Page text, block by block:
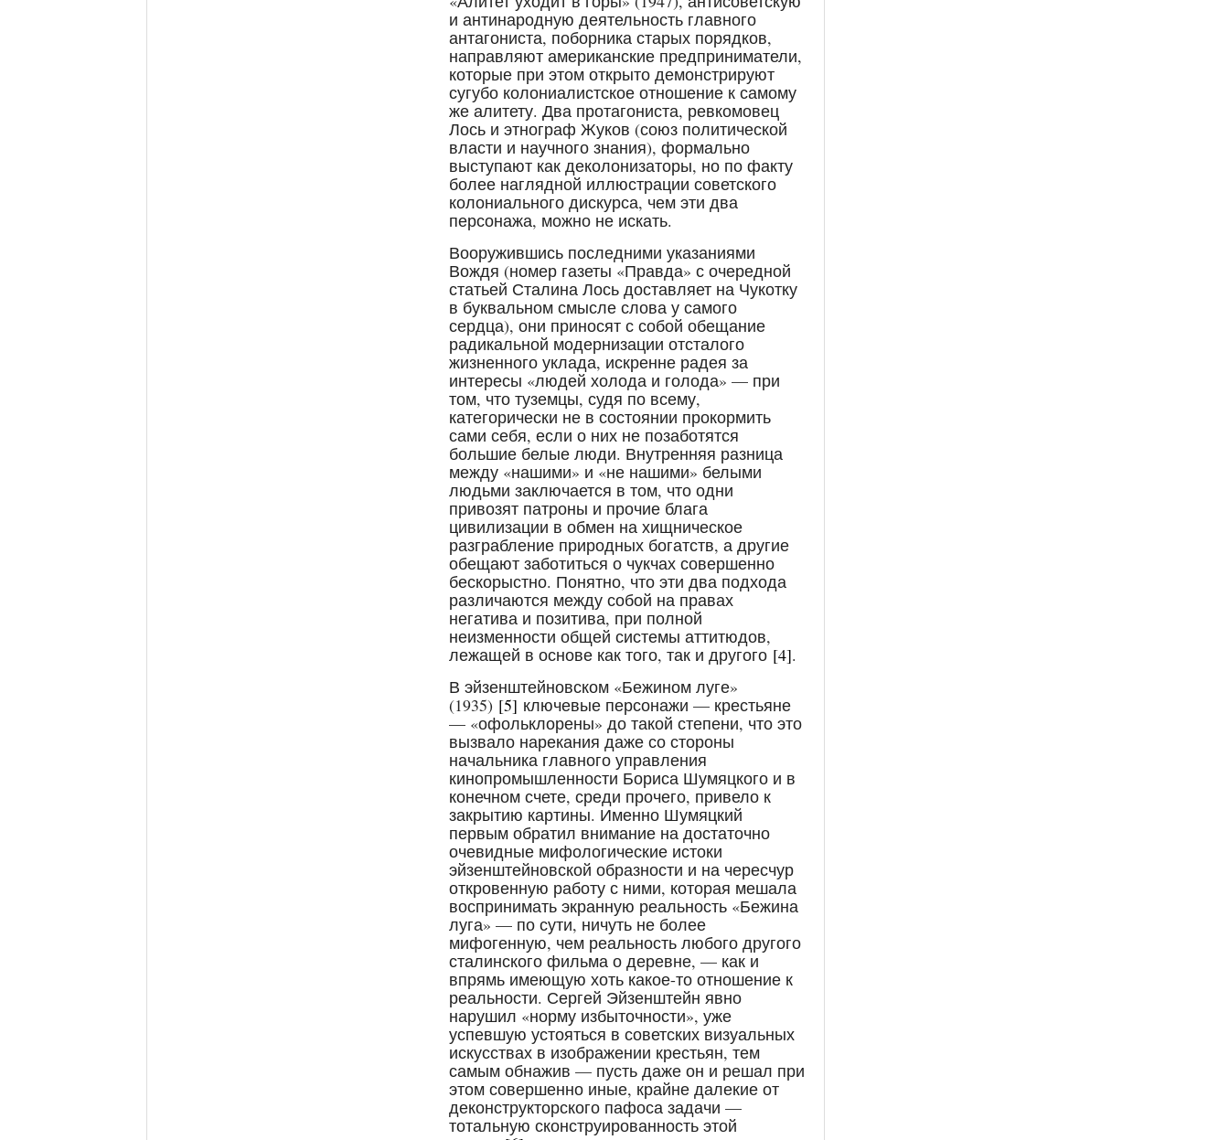
и антинародную деятельность главного
антагониста, поборника старых порядков,
направляют американские предприниматели,
которые при этом открыто демонстрируют
сугубо колониалистское отношение к самому
же алитету. Два протагониста, ревкомовец
Лось и этнограф Жуков (союз политической
власти и научного знания), формально
выступают как деколонизаторы, но по факту
более наглядной иллюстрации советского
колониального дискурса, чем эти два
персонажа, можно не искать.
Вооружившись последними указаниями
Вождя (номер газеты «Правда» с очередной
статьей Сталина Лось доставляет на Чукотку
в буквальном смысле слова у самого
сердца), они приносят с собой обещание
радикальной модернизации отсталого
жизненного уклада, искренне радея за
интересы «людей холода и голода» — при
том, что туземцы, судя по всему,
категорически не в состоянии прокормить
сами себя, если о них не позаботятся
большие белые люди. Внутренняя разница
между «нашими» и «не нашими» белыми
людьми заключается в том, что одни
привозят патроны и прочие блага
цивилизации в обмен на хищническое
разграбление природных богатств, а другие
обещают заботиться о чукчах совершенно
бескорыстно. Понятно, что эти два подхода
различаются между собой на правах
негатива и позитива, при полной
неизменности общей системы аттитюдов,
лежащей в основе как того, так и другого [4].
В эйзенштейновском «Бежином луге»
(1935) [5] ключевые персонажи — крестьяне
— «офольклорены» до такой степени, что это
вызвало нарекания даже со стороны
начальника главного управления
кинопромышленности Бориса Шумяцкого и в
конечном счете, среди прочего, привело к
закрытию картины. Именно Шумяцкий
первым обратил внимание на достаточно
очевидные мифологические истоки
эйзенштейновской образности и на чересчур
откровенную работу с ними, которая мешала
воспринимать экранную реальность «Бежина
луга» — по сути, ничуть не более
мифогенную, чем реальность любого другого
сталинского фильма о деревне, — как и
впрямь имеющую хоть какое-то отношение к
реальности. Сергей Эйзенштейн явно
нарушил «норму избыточности», уже
успевшую устояться в советских визуальных
искусствах в изображении крестьян, тем
самым обнажив — пусть даже он и решал при
этом совершенно иные, крайне далекие от
деконструкторского пафоса задачи —
тотальную сконструированность этой